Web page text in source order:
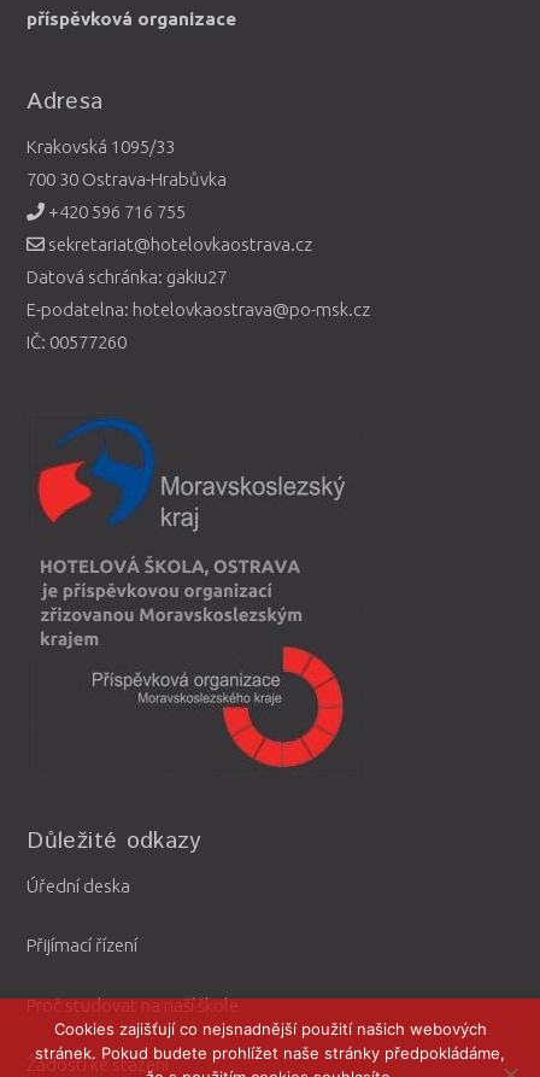
příspěvková organizace
Adresa
Krakovská 1095/33
700 30 Ostrava-Hrabůvka
+420 596 716 755
sekretariat@hotelovkaostrava.cz
Datová schránka: gakiu27
E-podatelna: hotelovkaostrava@po-msk.cz
IČ: 00577260
Důležité odkazy
Úřední deska
Přijímací řízení
Proč studovat na naší škole
Žádosti ke stažení
Cookies zajišťují co nejsnadnější použití našich webových
stránek. Pokud budete prohlížet naše stránky předpokládáme,